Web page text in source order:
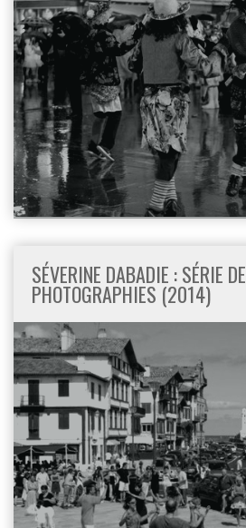
SÉVERINE DABADIE : SÉRIE DE
PHOTOGRAPHIES (2014)